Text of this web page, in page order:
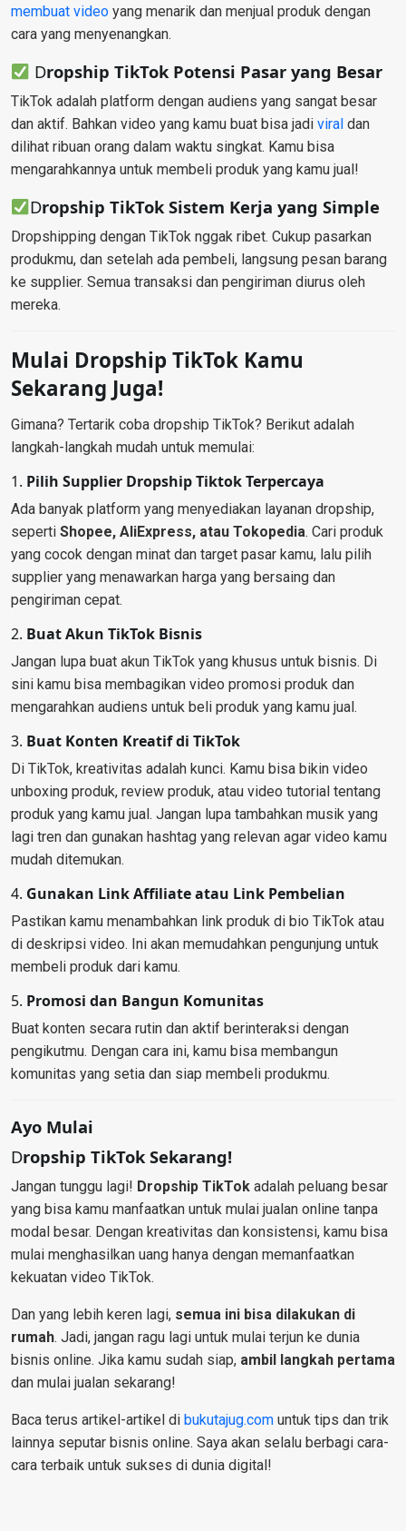
membuat video yang menarik dan menjual produk dengan
cara yang menyenangkan.
Dropship TikTok Potensi Pasar yang Besar
TikTok adalah platform dengan audiens yang sangat besar
dan aktif. Bahkan video yang kamu buat bisa jadi viral dan
dilihat ribuan orang dalam waktu singkat. Kamu bisa
mengarahkannya untuk membeli produk yang kamu jual!
Dropship TikTokSistem Kerja yang Simple
Dropshipping dengan TikTok nggak ribet. Cukup pasarkan
produkmu, dan setelah ada pembeli, langsung pesan barang
ke supplier. Semua transaksi dan pengiriman diurus oleh
mereka.
Mulai Dropship TikTok Kamu
Sekarang Juga!
Gimana? Tertarik coba dropship TikTok? Berikut adalah
langkah-langkah mudah untuk memulai:
1. Pilih Supplier Dropship Tiktok Terpercaya
Ada banyak platform yang menyediakan layanan dropship,
seperti Shopee, AliExpress, atau Tokopedia. Cari produk
yang cocok dengan minat dan target pasar kamu, lalu pilih
supplier yang menawarkan harga yang bersaing dan
pengiriman cepat.
2. Buat Akun TikTok Bisnis
Jangan lupa buat akun TikTok yang khusus untuk bisnis. Di
sini kamu bisa membagikan video promosi produk dan
mengarahkan audiens untuk beli produk yang kamu jual.
3. Buat Konten Kreatif di TikTok
Di TikTok, kreativitas adalah kunci. Kamu bisa bikin video
unboxing produk, review produk, atau video tutorial tentang
produk yang kamu jual. Jangan lupa tambahkan musik yang
lagi tren dan gunakan hashtag yang relevan agar video kamu
mudah ditemukan.
4. Gunakan Link Affiliate atau Link Pembelian
Pastikan kamu menambahkan link produk di bio TikTok atau
di deskripsi video. Ini akan memudahkan pengunjung untuk
membeli produk dari kamu.
5. Promosi dan Bangun Komunitas
Buat konten secara rutin dan aktif berinteraksi dengan
pengikutmu. Dengan cara ini, kamu bisa membangun
komunitas yang setia dan siap membeli produkmu.
Ayo Mulai
Dropship TikTokSekarang!
Jangan tunggu lagi! Dropship TikTok adalah peluang besar
yang bisa kamu manfaatkan untuk mulai jualan online tanpa
modal besar. Dengan kreativitas dan konsistensi, kamu bisa
mulai menghasilkan uang hanya dengan memanfaatkan
kekuatan video TikTok.
Dan yang lebih keren lagi, semua ini bisa dilakukan di
rumah. Jadi, jangan ragu lagi untuk mulai terjun ke dunia
bisnis online. Jika kamu sudah siap, ambil langkah pertama
dan mulai jualan sekarang!
Baca terus artikel-artikel di bukutajug.com untuk tips dan trik
lainnya seputar bisnis online. Saya akan selalu berbagi cara-
cara terbaik untuk sukses di dunia digital!